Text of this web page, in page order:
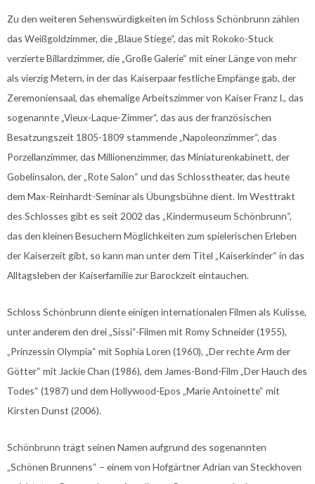
Zu den weiteren Sehenswürdigkeiten im Schloss Schönbrunn zählen
das Weißgoldzimmer, die „Blaue Stiege“, das mit Rokoko-Stuck
verzierte Billardzimmer, die „Große Galerie“ mit einer Länge von mehr
als vierzig Metern, in der das Kaiserpaar festliche Empfänge gab, der
Zeremoniensaal, das ehemalige Arbeitszimmer von Kaiser Franz I., das
sogenannte „Vieux-Laque-Zimmer“, das aus der französischen
Besatzungszeit 1805-1809 stammende „Napoleonzimmer“, das
Porzellanzimmer, das Millionenzimmer, das Miniaturenkabinett, der
Gobelinsalon, der „Rote Salon“ und das Schlosstheater, das heute
dem Max-Reinhardt-Seminar als Übungsbühne dient. Im Westtrakt
des Schlosses gibt es seit 2002 das „Kindermuseum Schönbrunn“,
das den kleinen Besuchern Möglichkeiten zum spielerischen Erleben
der Kaiserzeit gibt, so kann man unter dem Titel „Kaiserkinder“ in das
Alltagsleben der Kaiserfamilie zur Barockzeit eintauchen.
Schloss Schönbrunn diente einigen internationalen Filmen als Kulisse,
unter anderem den drei „Sissi“-Filmen mit Romy Schneider (1955),
„Prinzessin Olympia“ mit Sophia Loren (1960), „Der rechte Arm der
Götter“ mit Jackie Chan (1986), dem James-Bond-Film „Der Hauch des
Todes“ (1987) und dem Hollywood-Epos „Marie Antoinette“ mit
Kirsten Dunst (2006).
Schönbrunn trägt seinen Namen aufgrund des sogenannten
„Schönen Brunnens“ – einem von Hofgärtner Adrian van Steckhoven